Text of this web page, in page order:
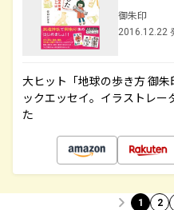
御朱印
2016.12.22
大ヒット「地球の歩き方 御
ックエッセイ。イラストレー
た
1 2